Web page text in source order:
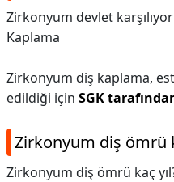
Zirkonyum devlet
Kaplama
Zirkonyum diş kaplama,
edildiği için SGK
Zirkonyum diş ömrü
Zirkonyum diş ömrü kaç